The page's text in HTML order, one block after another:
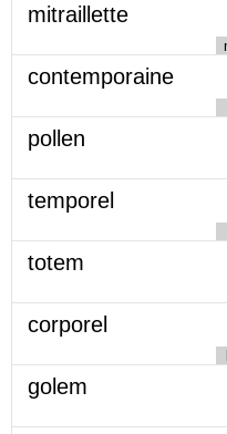
mitraillette
contemporaine
pollen
temporel
totem
corporel
golem